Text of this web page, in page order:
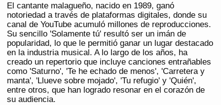
El cantante malagueño, nacido en 1989, ganó
notoriedad a través de plataformas digitales, donde su
canal de YouTube acumuló millones de reproducciones.
Su sencillo 'Solamente tú' resultó ser un imán de
popularidad, lo que le permitió ganar un lugar destacado
en la industria musical. A lo largo de los años, ha
creado un repertorio que incluye canciones entrañables
como 'Saturno', 'Te he echado de menos', 'Carretera y
manta', 'Llueve sobre mojado', 'Tu refugio' y 'Quién',
entre otros, que han logrado resonar en el corazón de
su audiencia.